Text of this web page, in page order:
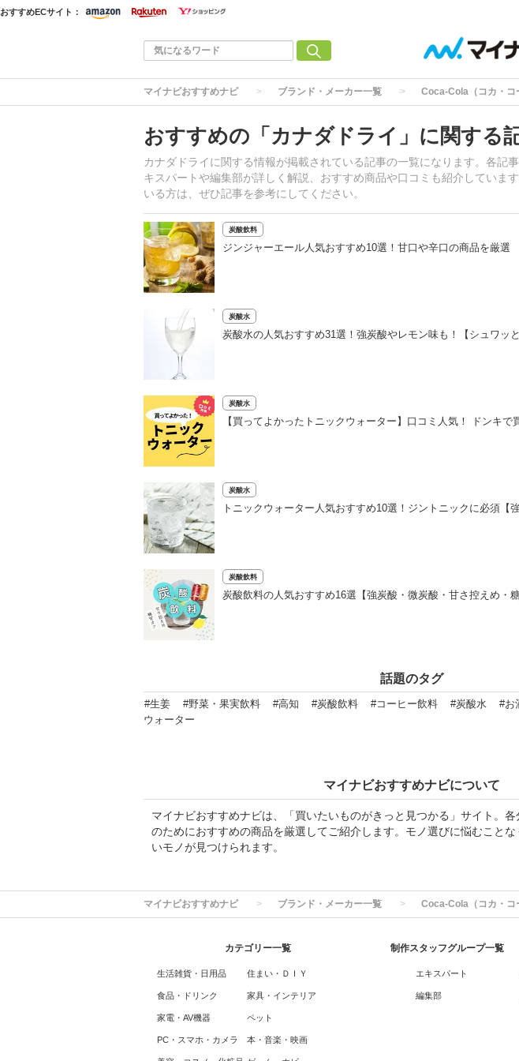
おすすめECサイト：
マイナビおすすめナビ ブランド・メーカー一覧 Coca-Cola（コカ・コ
おすすめの「カナダドライ」に関する
カナダドライに関する情報が掲載されている記事の一覧になります。各記
キスパートや編集部が詳しく解説、おすすめ商品や口コミも紹介していま
いる方は、ぜひ記事を参考にしてください。
炭酸飲料
ジンジャーエール人気おすすめ10選！甘口や辛口の商品を厳選
炭酸水
炭酸水の人気おすすめ31選！強炭酸やレモン味も！【シュワッ
炭酸水
【買ってよかったトニックウォーター】口コミ人気！ ドンキで
炭酸水
トニックウォーター人気おすすめ10選！ジントニックに必須【
炭酸飲料
炭酸飲料の人気おすすめ16選【強炭酸・微炭酸・甘さ控えめ・糖
話題のタグ
#生姜 #野菜・果実飲料 #高知 #炭酸飲料 #コーヒー飲料 #炭酸水 #お
ウォーター
マイナビおすすめナビについて
マイナビおすすめナビは、「買いたいものがきっと見つかる」サイト。
のためにおすすめの商品を厳選してご紹介します。モノ選びに悩むこと
いモノが見つけられます。
マイナビおすすめナビ ブランド・メーカー一覧 Coca-Cola（コカ・コ
カテゴリー一覧
生活雑貨・日用品
食品・ドリンク
家電・AV機器
PC・スマホ・カメラ
住まい・ＤＩＹ
家具・インテリア
ペット
本・音楽・映画
制作スタッフグループ一覧
エキスパート
編集部